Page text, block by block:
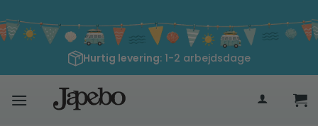
til
indhold
Hurtig levering: 1-2 arbejdsdage
400kr